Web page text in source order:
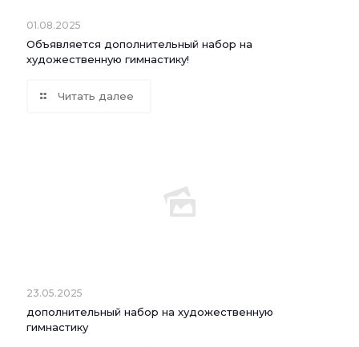
01.08.2025
Объявляется дополнительный набор на
художественную гимнастику!
Читать далее
23.05.2025
дополнительный набор на художественную
гимнастику